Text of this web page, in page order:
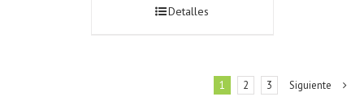
Detalles
1 2 3 Siguiente